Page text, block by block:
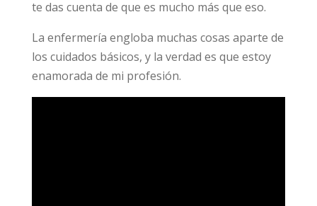
te das cuenta de que es mucho más que eso.
La enfermería engloba muchas cosas aparte de
los cuidados básicos, y la verdad es que estoy
enamorada de mi profesión.